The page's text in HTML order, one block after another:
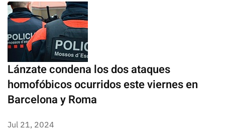
Lánzate condena los dos ataques
homofóbicos ocurridos este viernes en
Barcelona y Roma
Jul 21, 2024